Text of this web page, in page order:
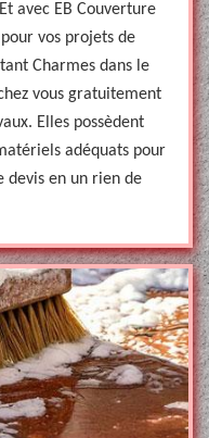
avec EB Couverture
vos projets de
Charmes dans le
vous gratuitement
Elles possèdent
adéquats pour
devis en un rien de